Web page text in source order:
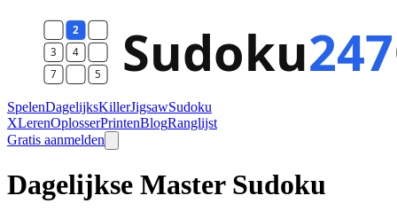
SpelenDagelijksKillerJigsawSudoku
XLerenOplosserPrintenBlogRanglijst
Gratis aanmelden
Dagelijkse Master Sudoku